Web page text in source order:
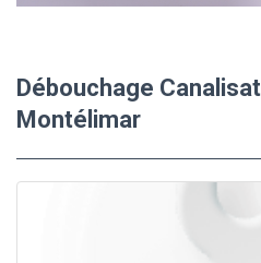
Débouchage
Montélimar